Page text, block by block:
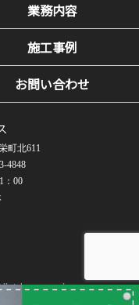
業務内容
施工事例
お問い合わせ
町北611
4848
：00
rights reserved.